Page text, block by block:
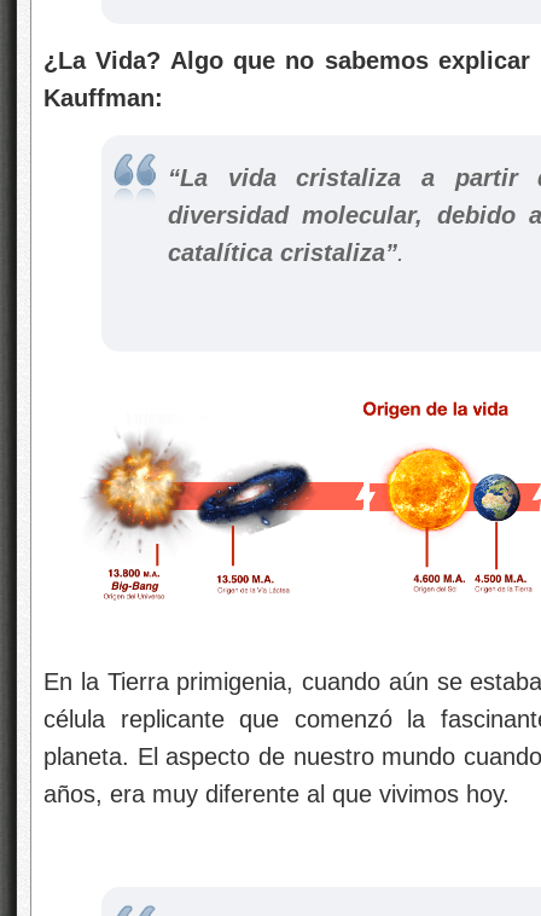
¿La Vida? Algo que no sabemos
Kauffman:
“La vida cristaliza a
diversidad molecular, debido
catalítica cristaliza”.
En la Tierra primigenia, cuando aún se
célula replicante que comenzó la
planeta. El aspecto de nuestro mundo
años, era muy diferente al que vivimos hoy.